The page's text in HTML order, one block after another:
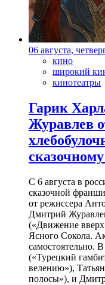
06 августа,
кино
широкий
кинотеатры
Гарик
Журавлев
С 6 августа в
сказочной
от режиссера
Дмитрий
(«Движение
Ясного Сокола.
самостоятельно.
(«Турецкий
велению»),
полосы»), и